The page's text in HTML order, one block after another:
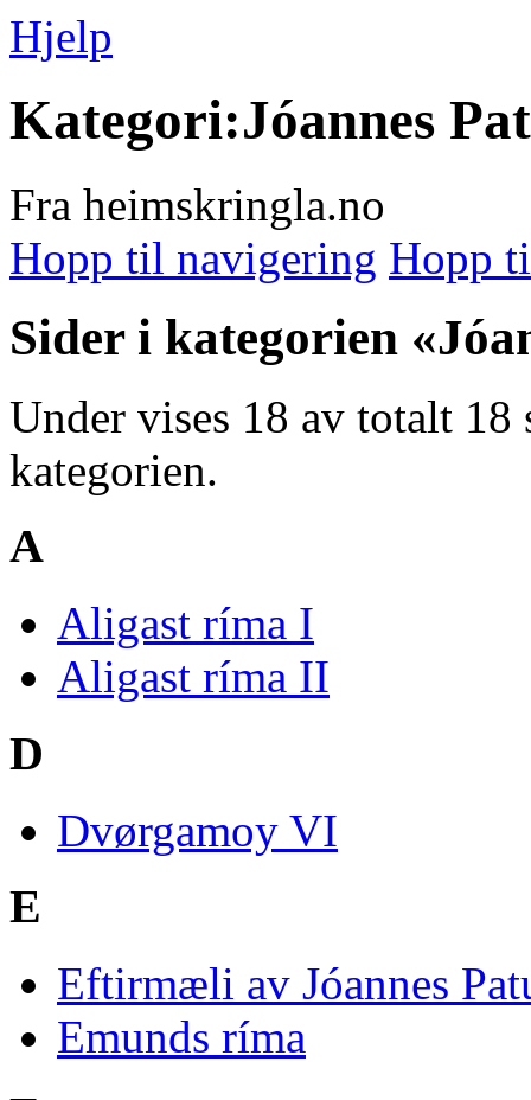
Hjelp
Kategori:Jóannes
Fra heimskringla.no
Hopp til navigering Hopp
Sider i kategorien
Under vises 18 av totalt 18
kategorien.
A
Aligast ríma I
Aligast ríma II
D
Dvørgamoy VI
E
Eftirmæli av Jóannes
Emunds ríma